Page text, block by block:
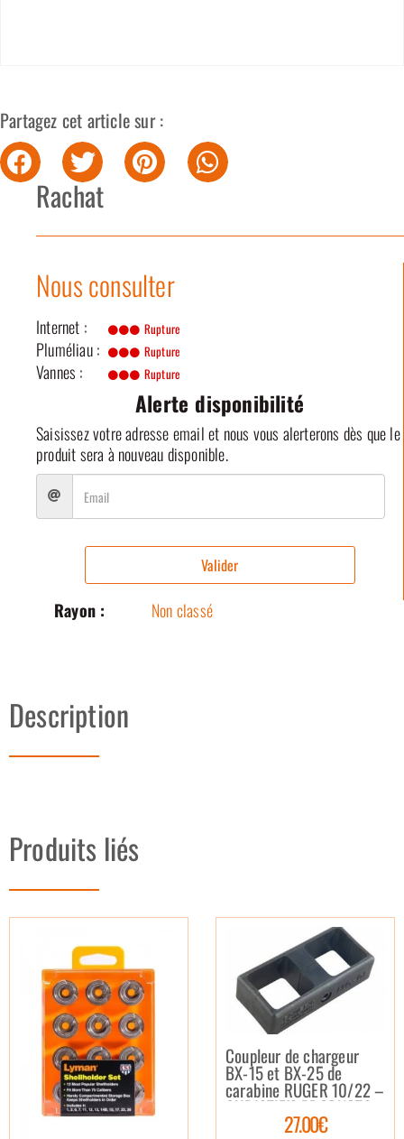
Partagez cet article sur :
Rachat
Nous consulter
Internet : Rupture
Pluméliau : Rupture
Vannes : Rupture
Alerte disponibilité
Saisissez votre adresse email et nous vous alerterons dès que le
produit sera à nouveau disponible.
Valider
Rayon : Non classé
Description
Produits liés
Coupleur de chargeur
BX-15 et BX-25 de
carabine RUGER 10/22 –
CHRISTIE’S PRODUCTS
27.00€